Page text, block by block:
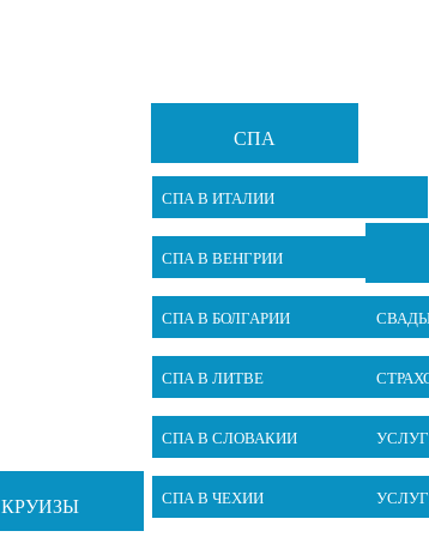
КРУИЗЫ
СПА
СПА В ИТАЛИИ
СПА В ВЕНГРИИ
СПА В БОЛГАРИИ
СПА В ЛИТВЕ
СПА В СЛОВАКИИ
СПА В ЧЕХИИ